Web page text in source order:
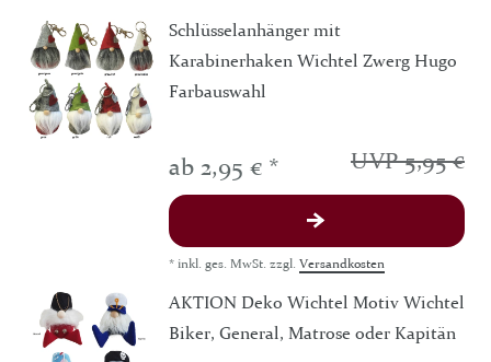
Schlüsselanhänger mit
Karabinerhaken Wichtel Zwerg Hugo
Farbauswahl
UVP 5,95 €
ab 2,95 € *
* inkl. ges. MwSt. zzgl. Versandkosten
AKTION Deko Wichtel Motiv Wichtel
Biker, General, Matrose oder Kapitän